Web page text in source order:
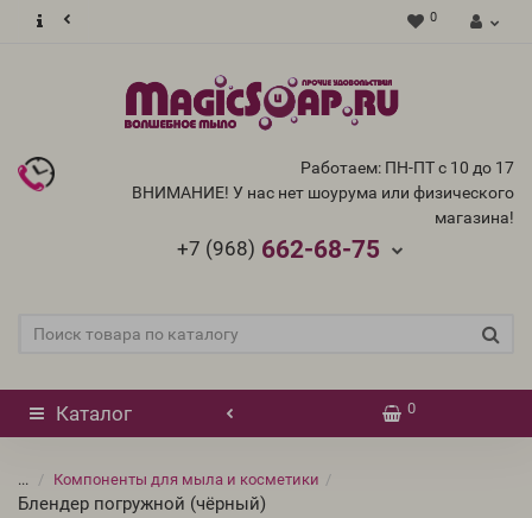
0
Работаем: ПН-ПТ с 10 до 17
ВНИМАНИЕ! У нас нет шоурума или физического
магазина!
+7 (968) 662-68-75
Каталог 0
... Компоненты для мыла и косметики
Блендер погружной (чёрный)